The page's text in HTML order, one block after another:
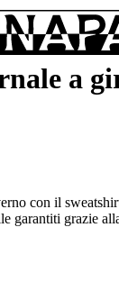
a
con il
garantiti grazie